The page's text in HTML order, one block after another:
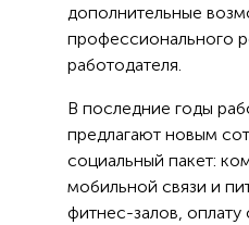
дополнительные
профессионального
работодателя.
В последние годы
предлагают новым
социальный пакет:
мобильной связи и
фитнес-залов, оплату